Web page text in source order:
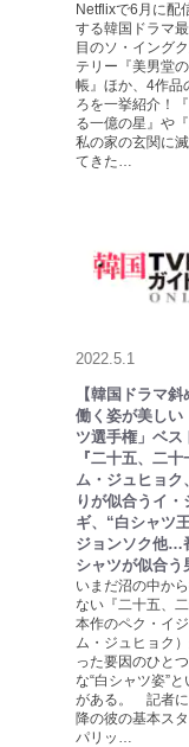
Netflixで6月に配
する韓国ドラマ
目のソ・イング
テリー『美男堂
帳』ほか、4作品
ろを一挙紹介！
る一億の星』や『
私の家の玄関に
てきた…
2022.5.1
【韓国ドラマ斜
働く姿が美しい
ツ選手権」ベス
『二十五、二
ム・ジュヒョク
りが似合うイ・
ギ、“白シャツ
ジョンソク他…
シャツが似合う
いまだ沼の中か
ない『二十五、二
本作のペク・イ
ム・ジュヒョク
った要因のひと
な“白シャツ姿”
がある。 記者に
降の彼の基本スタ
パリッ…